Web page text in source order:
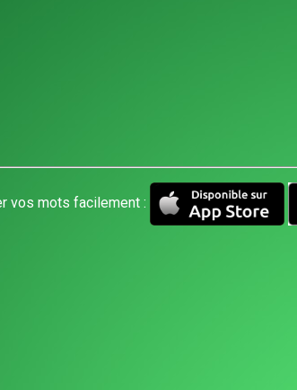
vos mots facilement :